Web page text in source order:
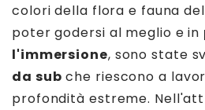
colori della flora e fauna
poter godersi al meglio e in
l'immersione, sono state
da sub che riescono a
profondità estreme.